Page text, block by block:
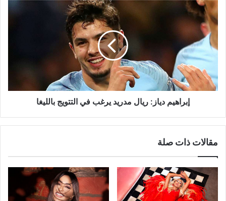
إبراهيم
دياز:
ريال
مدريد
يرغب
التتويج
بالليغا
إبراهيم دياز: ريال مدريد يرغب في التتويج بالليغا
مقالات ذات صلة